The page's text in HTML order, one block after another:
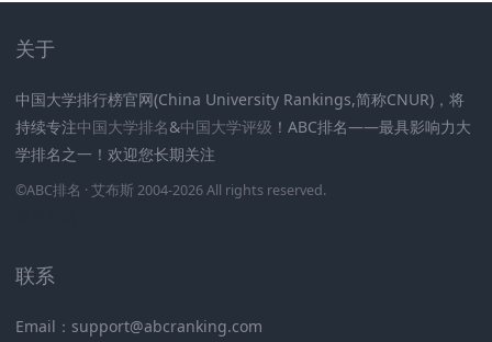
关于
中国大学排行榜官网(China University Rankings,简称CNUR)，将
持续专注中国大学排名&中国大学评级 ！ABC排名——最具影响力大
学排名之一！欢迎您长期关注
©ABC排名 · 艾布斯 2004-2026 All rights reserved.
联系
Email：support@abcranking.com